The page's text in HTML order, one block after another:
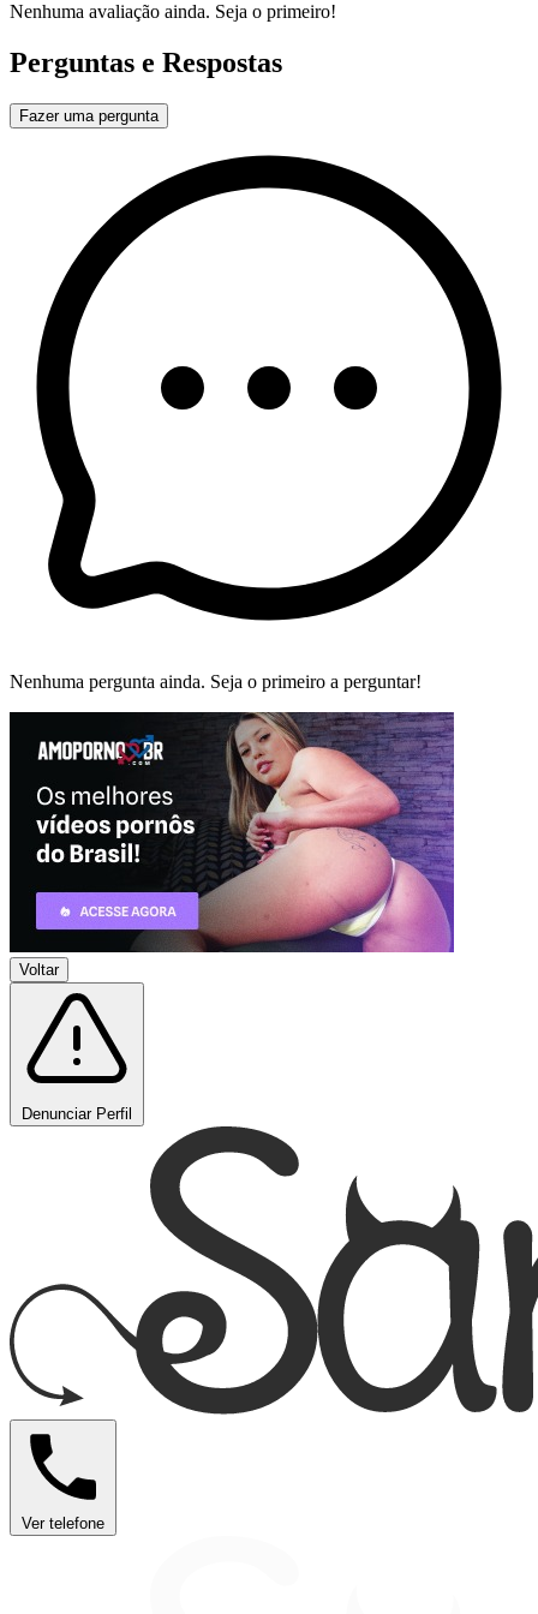
Nenhuma avaliação ainda. Seja o primeiro!
Perguntas e Respostas
Fazer uma pergunta
Nenhuma pergunta ainda. Seja o primeiro a perguntar!
Voltar
Denunciar Perfil
Ver telefone